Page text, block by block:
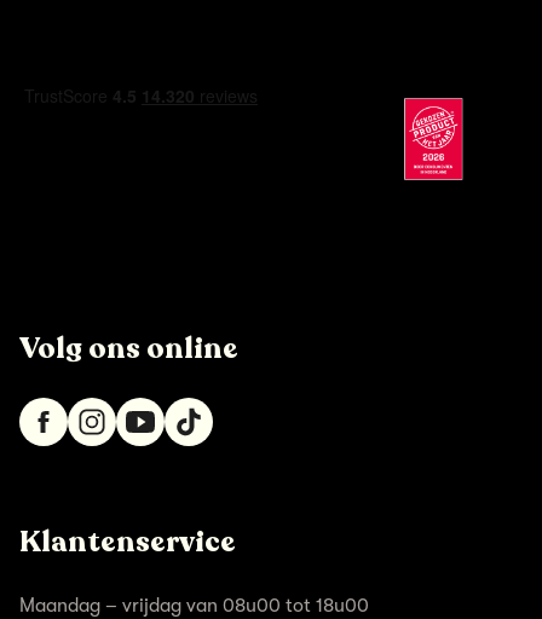
Volg ons online
Klantenservice
Maandag – vrijdag van 08u00 tot 18u00